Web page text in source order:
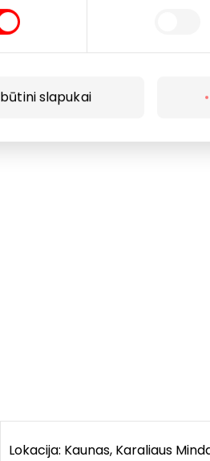
slapukai
Parduotuvės
Paslaugos
Lokacija: Kaunas, Karaliaus